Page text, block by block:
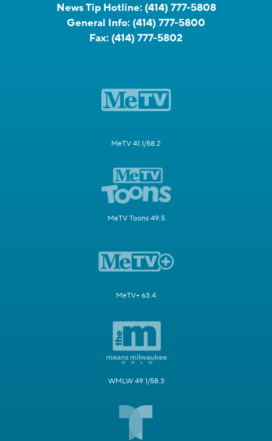
News Tip Hotline: (414) 777-5808
General Info: (414) 777-5800
Fax: (414) 777-5802
MeTV 41.1/58.2
MeTV Toons 49.5
MeTV+ 63.4
WMLW 49.1/58.3